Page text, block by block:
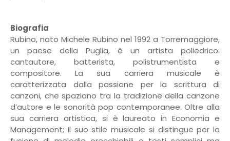
Biografia
Rubino, nato Michele Rubino nel 1992 a Torremaggiore,
un paese della Puglia, è un artista poliedrico:
cantautore, batterista, polistrumentista e
compositore. La sua carriera musicale è
caratterizzata dalla passione per la scrittura di
canzoni, che spaziano tra la tradizione della canzone
d’autore e le sonorità pop contemporanee. Oltre alla
sua carriera artistica,si è laureato in Economia e
Management; Il suo stile musicale si distingue per la